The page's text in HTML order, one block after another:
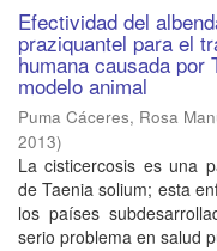
Efectividad del
praziquantel para el
humana causada por
modelo animal
Puma Cáceres, Rosa
2013)
La cisticercosis es una
de Taenia solium; esta
los países
serio problema en salud